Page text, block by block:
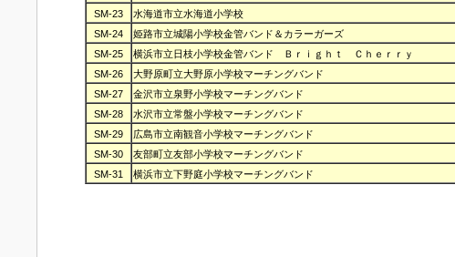
SM-23
水海道市立水海道小学校
SM-24
姫路市立城陽小学校金管バンド＆カラーガーズ
SM-25
横浜市立日枝小学校金管バンド Ｂｒｉｇｈｔ Ｃｈｅｒｒｙ
SM-26
大野原町立大野原小学校マーチングバンド
SM-27
金沢市立泉野小学校マーチングバンド
SM-28
水沢市立常盤小学校マーチングバンド
SM-29
広島市立南観音小学校マーチングバンド
SM-30
友部町立友部小学校マーチングバンド
SM-31
横浜市立下野庭小学校マーチングバンド